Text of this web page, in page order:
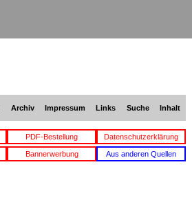
Archiv Impressum Links Suche Inhalt
PDF-Bestellung Datenschutzerklärung
Bannerwerbung Aus anderen Quellen